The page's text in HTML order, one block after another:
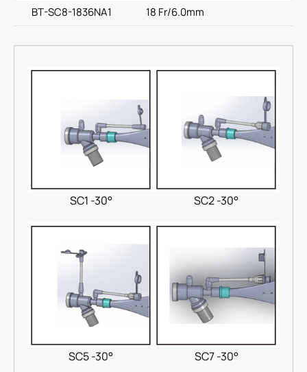
BT-SC8-1836NA1
18 Fr/6.0mm
SC1 -30° SC2 -30°
SC5 -30° SC7 -30°